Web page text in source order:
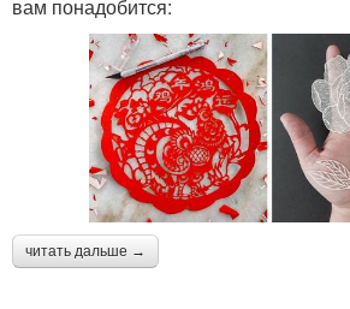
вам понадобится:
читать дальше →